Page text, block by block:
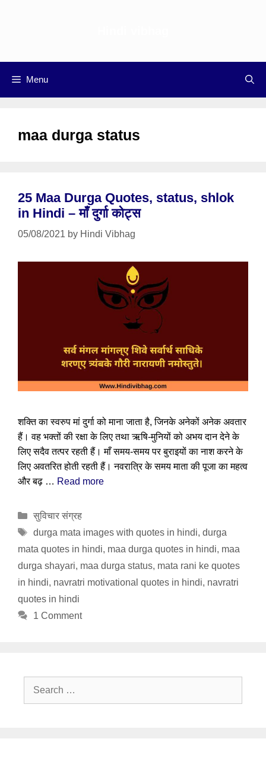
Menu
maa durga status
25 Maa Durga Quotes, status, shlok
in Hindi – माँ दुर्गा कोट्स
05/08/2021 by Hindi Vibhag
शक्ति का स्वरुप मां दुर्गा को माना जाता है, जिनके अनेकों अनेक अवतार
हैं। वह भक्तों की रक्षा के लिए तथा ऋषि-मुनियों को अभय दान देने के
लिए सदैव तत्पर रहती हैं। माँ समय-समय पर बुराइयों का नाश करने के
लिए अवतरित होती रहती हैं। नवरात्रि के समय माता की पूजा का महत्व
और बढ़ … Read more
Categories
सुविचार संग्रह
Tags
durga mata images with quotes in hindi, durga
mata quotes in hindi, maa durga quotes in hindi, maa
durga shayari, maa durga status, mata rani ke quotes
in hindi, navratri motivational quotes in hindi, navratri
quotes in hindi
1 Comment
Search